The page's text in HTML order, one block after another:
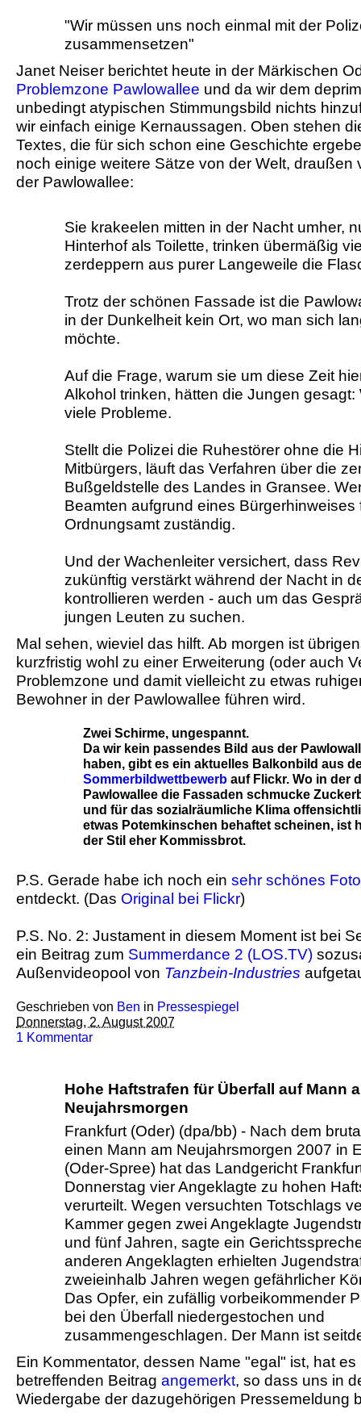
"Wir müssen uns noch einmal mit der
zusammensetzen"
Janet Neiser berichtet heute in der Märkischen
Problemzone Pawlowallee und da wir dem
unbedingt atypischen Stimmungsbild nichts
wir einfach einige Kernaussagen. Oben stehen
Textes, die für sich schon eine Geschichte
noch einige weitere Sätze von der Welt, draußen
der Pawlowallee:
Sie krakeelen mitten in der Nacht umher,
Hinterhof als Toilette, trinken übermäßig
zerdeppern aus purer Langeweile die
Trotz der schönen Fassade ist die
in der Dunkelheit kein Ort, wo man sich
möchte.
Auf die Frage, warum sie um diese Zeit
Alkohol trinken, hätten die Jungen gesagt:
viele Probleme.
Stellt die Polizei die Ruhestörer ohne die
Mitbürgers, läuft das Verfahren über die
Bußgeldstelle des Landes in Gransee.
Beamten aufgrund eines Bürgerhinweises
Ordnungsamt zuständig.
Und der Wachenleiter versichert, dass
zukünftig verstärkt während der Nacht in
kontrollieren werden - auch um das
jungen Leuten zu suchen.
Mal sehen, wieviel das hilft. Ab morgen ist
kurzfristig wohl zu einer Erweiterung (oder auch
Problemzone und damit vielleicht zu etwas
Bewohner in der Pawlowallee führen wird.
Zwei Schirme, ungespannt.
Da wir kein passendes Bild aus der
haben, gibt es ein aktuelles Balkonbild aus
Sommerbildwettbewerb auf Flickr. Wo in der
Pawlowallee die Fassaden schmucke
und für das sozialräumliche Klima
etwas Potemkinschen behaftet scheinen, ist
der Stil eher Kommissbrot.
P.S. Gerade habe ich noch ein sehr schönes Foto
entdeckt. (Das Original bei Flickr)
P.S. No. 2: Justament in diesem Moment ist bei
ein Beitrag zum Summerdance 2 (LOS.TV)
Außenvideopool von Tanzbein-Industries
Geschrieben von Ben in Pressespiegel
Donnerstag, 2. August 2007
1 Kommentar
Hohe Haftstrafen für Überfall auf Mann
Neujahrsmorgen
Frankfurt (Oder) (dpa/bb) - Nach dem
einen Mann am Neujahrsmorgen 2007 in
(Oder-Spree) hat das Landgericht
Donnerstag vier Angeklagte zu hohen
verurteilt. Wegen versuchten Totschlags
Kammer gegen zwei Angeklagte
und fünf Jahren, sagte ein
anderen Angeklagten erhielten
zweieinhalb Jahren wegen gefährlicher
Das Opfer, ein zufällig vorbeikommender
bei den Überfall niedergestochen und
zusammengeschlagen. Der Mann ist
Ein Kommentator, dessen Name "egal" ist, hat
betreffenden Beitrag angemerkt, so dass uns in
Wiedergabe der dazugehörigen Pressemeldung